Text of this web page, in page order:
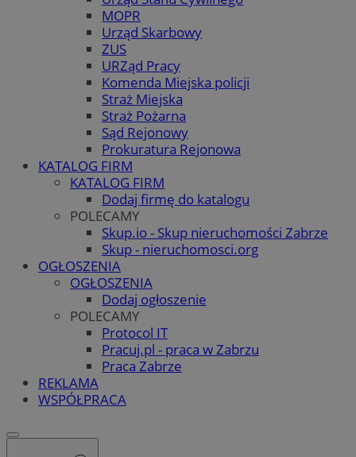
MOPR
Urząd Skarbowy
ZUS
URZąd Pracy
Komenda Miejska policji
Straż Miejska
Straż Pożarna
Sąd Rejonowy
Prokuratura Rejonowa
KATALOG FIRM
KATALOG FIRM
Dodaj firmę do katalogu
POLECAMY
Skup.io - Skup nieruchomości Zabrze
Skup - nieruchomosci.org
OGŁOSZENIA
OGŁOSZENIA
Dodaj ogłoszenie
POLECAMY
Protocol IT
Pracuj.pl - praca w Zabrzu
Praca Zabrze
REKLAMA
WSPÓŁPRACA